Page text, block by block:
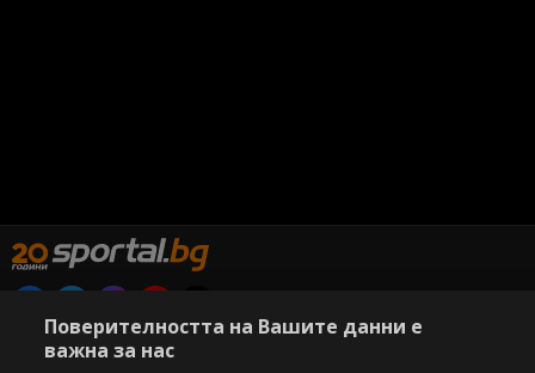
Copyright © 2007-2026 Агенция Спортал. Всички права запазени.
Поверителността на Вашите данни е
важна за нас